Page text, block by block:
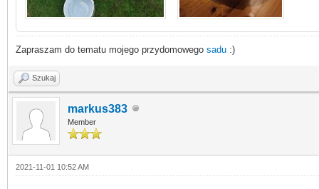
Zapraszam do tematu mojego przydomowego sadu :)
Szukaj
markus383
Member
2021-11-01 10:52 AM